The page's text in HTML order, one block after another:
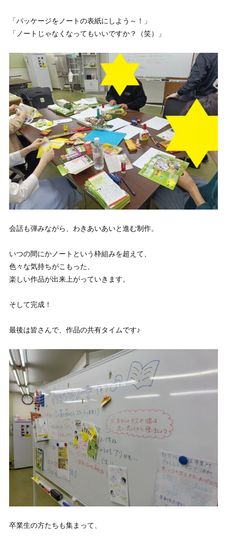
「パッケージをノートの表紙にしよう～！」
「ノートじゃなくなってもいいですか？（笑）」
会話も弾みながら、わきあいあいと進む制作。
いつの間にかノートという枠組みを超えて、
色々な気持ちがこもった、
楽しい作品が出来上がっていきます。
そして完成！
最後は皆さんで、作品の共有タイムです♪
卒業生の方たちも集まって、